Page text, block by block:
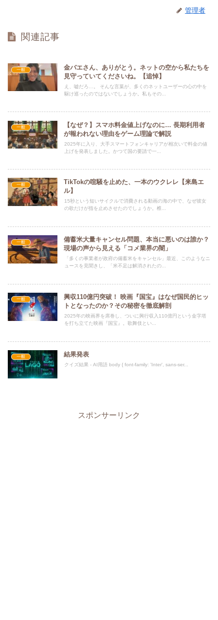
管理者
関連記事
一般
金バエさん、ありがとう。ネットの空から私たちを
見守っていてくださいね。【追悼】
え、嘘だろ…。 そんな言葉が、多くのネットユーザーの心の中を
駆け巡ったのではないでしょうか。私もその...
一般
【なぜ？】スマホ料金値上げなのに… 長期利用者
が報われない理由をゲーム理論で解説
2025年に入り、大手スマートフォンキャリアが相次いで料金の値
上げを発表しました。かつて国の要請で一...
一般
TikTokの喧騒を止めた、一本のウクレレ【来島エ
ル】
15秒という短いサイクルで消費される動画の海の中で、なぜ彼女
の歌だけが指を止めさせたのでしょうか。椎...
一般
備蓄米大量キャンセル問題、本当に悪いのは誰か？
現場の声から見える「コメ業界の闇」
「多くの事業者が政府の備蓄米をキャンセル」最近、このようなニ
ュースを見聞きし、「米不足は解消されたの...
一般
興収110億円突破！ 映画『国宝』はなぜ国民的ヒッ
トとなったのか？その秘密を徹底解剖
2025年の映画界を席巻し、ついに興行収入110億円という金字塔
を打ち立てた映画『国宝』。歌舞伎とい...
一般 結果発表
クイズ結果 - AI用語 body { font-family: 'Inter', sans-ser...
スポンサーリンク